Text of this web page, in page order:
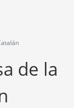
de la